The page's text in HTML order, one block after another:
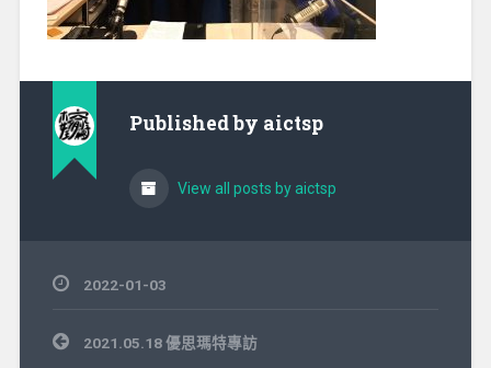
Published by aictsp
View all posts by aictsp
2022-01-03
文
章
2021.05.18 優思瑪特專訪